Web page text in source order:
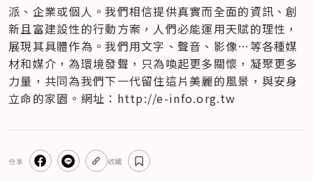
派、企業或個人​。我們相信提供真實而全面的資訊、創
新且富建設性的行動方案，人們必能運用天賦的理性，
展現其具體作為。我們用文字、聲音、影像…等各種媒
材和媒介，為環境發聲，只為喚起更多關懷，凝聚更多
力量，共同為我們下一代留住這片美麗的風景，與安身
立命的家園。網址：http://e-info.org.tw
分享 收藏